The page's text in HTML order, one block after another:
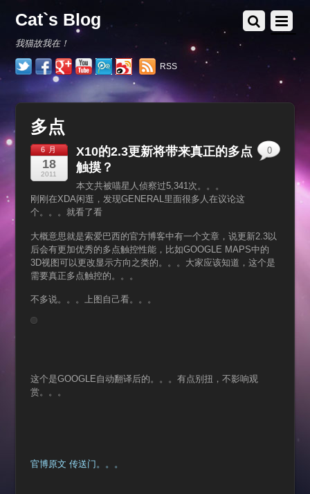
Cat`s Blog
我猫故我在！
RSS
多点
6 月
18
2011
X10的2.3更新将带来真正的多点
触摸？
本文共被喵星人侦察过5,341次。。。
刚刚在XDA闲逛，发现GENERAL里面很多人在议论这
个。。。就看了看
大概意思就是索爱巴西的官方博客中有一个文章，说更新2.3以
后会有更加优秀的多点触控性能，比如GOOGLE MAPS中的
3D视图可以更改显示方向之类的。。。大家应该知道，这个是
需要真正多点触控的。。。
不多说。。。上图自己看。。。
这个是GOOGLE自动翻译后的。。。有点别扭，不影响观
赏。。。
官博原文 传送门。。。
0